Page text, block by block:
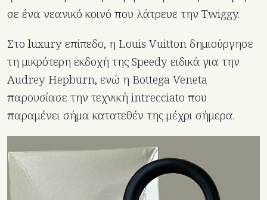
σε ένα νεανικό κοινό που λάτρευε την Twiggy.
Στο luxury επίπεδο, η Louis Vuitton δημιούργησε
τη μικρότερη εκδοχή της Speedy ειδικά για την
Audrey Hepburn, ενώ η Bottega Veneta
παρουσίασε την τεχνική intrecciato που
παραμένει σήμα κατατεθέν της μέχρι σήμερα.